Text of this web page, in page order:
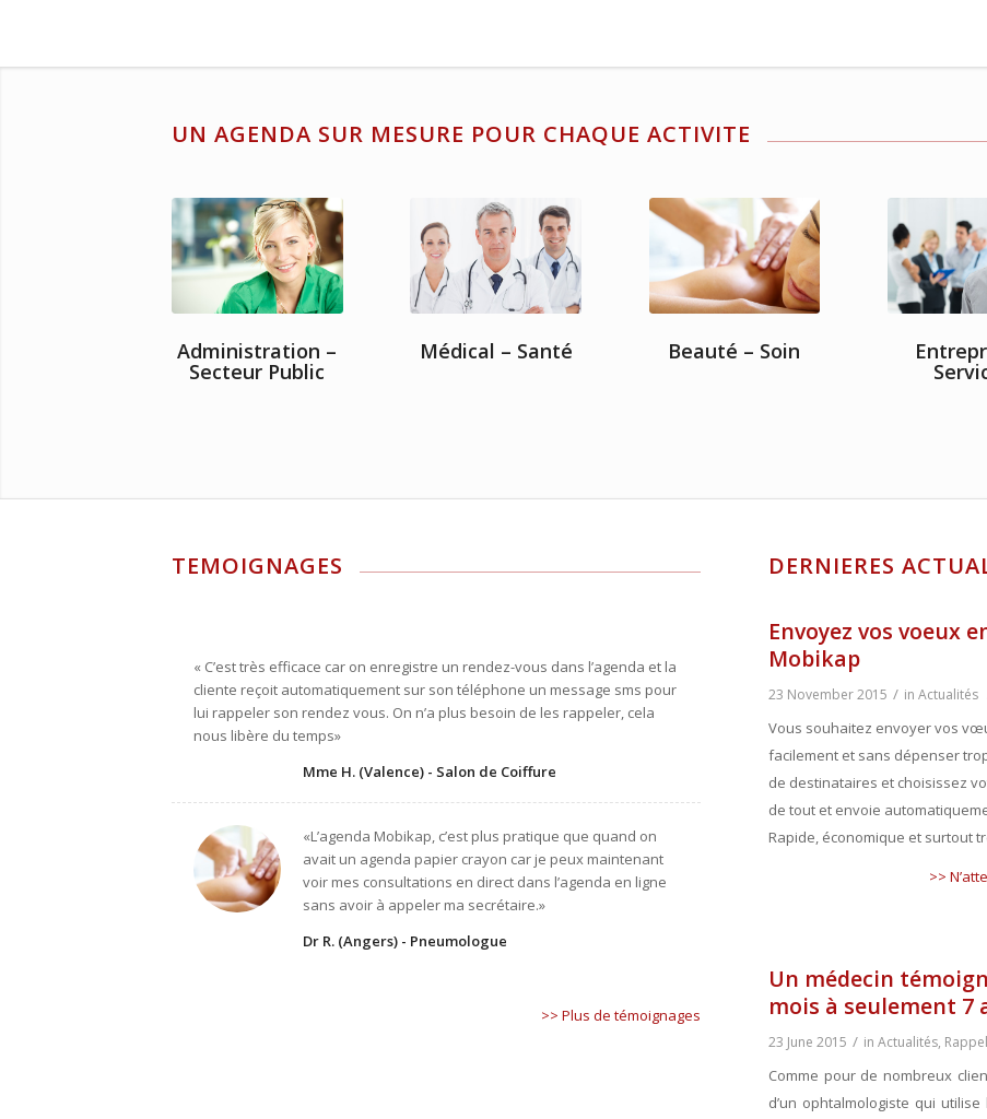
UN AGENDA SUR MESURE POUR CHAQUE ACTIVITE
Administration –
Secteur Public
Médical – Santé Beauté – Soin
TEMOIGNAGES
« C’est très efficace car on enregistre un rendez-vous dans l’agenda et la
cliente reçoit automatiquement sur son téléphone un message sms pour
lui rappeler son rendez vous. On n’a plus besoin de les rappeler, cela
nous libère du temps»
Mme H. (Valence) - Salon de Coiffure
«L’agenda Mobikap, c’est plus pratique que quand on
avait un agenda papier crayon car je peux maintenant
voir mes consultations en direct dans l’agenda en ligne
sans avoir à appeler ma secrétaire.»
Dr R. (Angers) - Pneumologue
>> Plus de témoignages
DERNIERES
Envoyez vos voeux
Mobikap
23 November 2015 / in Actualités
Vous souhaitez envoyer vos
facilement et sans dépenser
de destinataires et choisissez
de tout et envoie
Rapide, économique et surtout
>>
Un médecin
mois à seulement 7
23 June 2015 / in Actualités,
Comme pour de nombreux
d’un ophtalmologiste qui